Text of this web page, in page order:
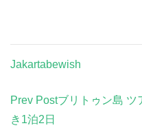
Jakartabewish
Post
Navigation
Prev Postブリトゥン島 ツ
き1泊2日